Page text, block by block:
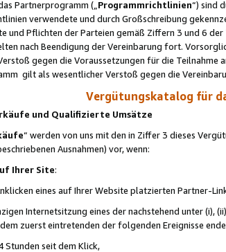
Partnerprogramm („Programmrichtlinien“) sind
verwendete und durch Großschreibung
und Pflichten der Parteien gemäß Ziffern 3 und 6
nach Beendigung der Vereinbarung fort.
gegen die Voraussetzungen für die
gilt als wesentlicher Verstoß gegen die
Vergütungskatalog für
und Qualifizierte Umsätze
“ werden von uns mit den in Ziffer 3 dieses
Ausnahmen) vor, wenn:
Ihrer Site:
eines auf Ihrer Website platzierten Partner-
Internetsitzung eines der nachstehend unter (i),
zuerst eintretenden der folgenden Ereignisse
seit dem Klick,